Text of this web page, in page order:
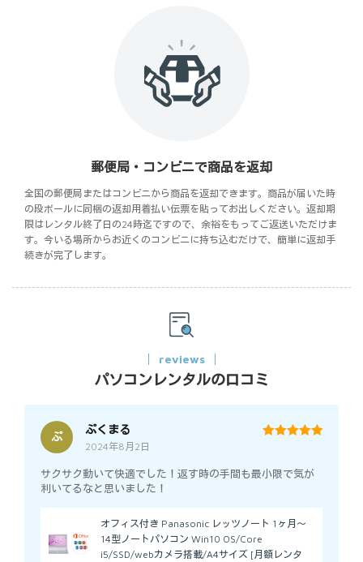
郵便局・コンビニで商品を返却
全国の郵便局またはコンビニから商品を返却できます。商品が届いた時
の段ボールに同梱の返却用着払い伝票を貼ってお出しください。返却期
限はレンタル終了日の24時迄ですので、余裕をもってご返送いただけま
す。今いる場所からお近くのコンビニに持ち込むだけで、簡単に返却手
続きが完了します。
reviews
パソコンレンタルの口コミ
ぷ
ぷくまる
2024年8月2日
サクサク動いて快適でした！返す時の手間も最小限で気が
利いてるなと思いました！
オフィス付き Panasonic レッツノート 1ヶ月～
14型ノートパソコン Win10 OS/Core
i5/SSD/webカメラ搭載/A4サイズ [月額レンタ